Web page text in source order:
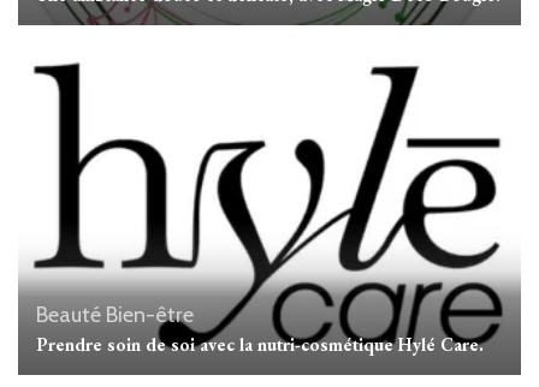
Beauté Bien-être
Prendre soin de soi avec la nutri-cosmétique Hylé Care.